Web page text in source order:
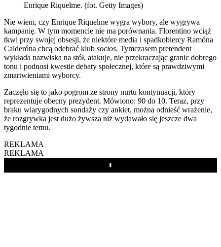
Enrique Riquelme. (fot. Getty Images)
Nie wiem, czy Enrique Riquelme wygra wybory, ale wygrywa
kampanię. W tym momencie nie ma porównania. Florentino wciąż
tkwi przy swojej obsesji, że niektóre media i spadkobiercy Ramóna
Calderóna chcą odebrać klub socios. Tymczasem pretendent
wykłada nazwiska na stół, atakuje, nie przekraczając granic dobrego
tonu i podnosi kwestie debaty społecznej, które są prawdziwymi
zmartwieniami wyborcy.
Zaczęło się to jako pogrom ze strony nurtu kontynuacji, który
reprezentuje obecny prezydent. Mówiono: 90 do 10. Teraz, przy
braku wiarygodnych sondaży czy ankiet, można odnieść wrażenie,
że rozgrywka jest dużo żywsza niż wydawało się jeszcze dwa
tygodnie temu.
REKLAMA
REKLAMA
Play